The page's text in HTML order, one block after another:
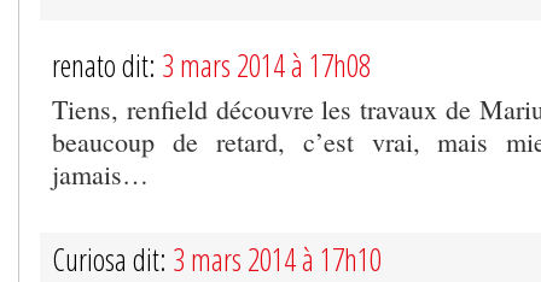
renato dit: 3 mars 2014 à 17h08
Tiens, renfield découvre les travaux de
beaucoup de retard, c’est vrai, mais
jamais…
Curiosa dit: 3 mars 2014 à 17h10